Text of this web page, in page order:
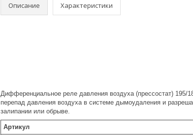
Описание Характеристики
Дифференциальное реле давления воздуха (прессостат)
перепад давления воздуха в системе дымоудаления и
залипании или обрыве.
Артикул